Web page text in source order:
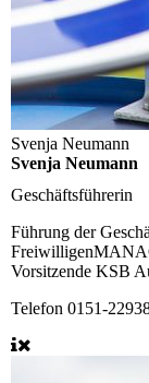
Svenja Neumann
Svenja Neumann
Geschäftsführerin
Führung der
Vorsitzende KSB
Telefon 0151-